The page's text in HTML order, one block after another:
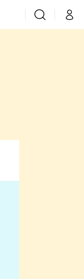
VyhledáváníMůj